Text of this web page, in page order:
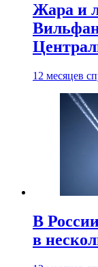
Жара и
12 месяцев
В
в